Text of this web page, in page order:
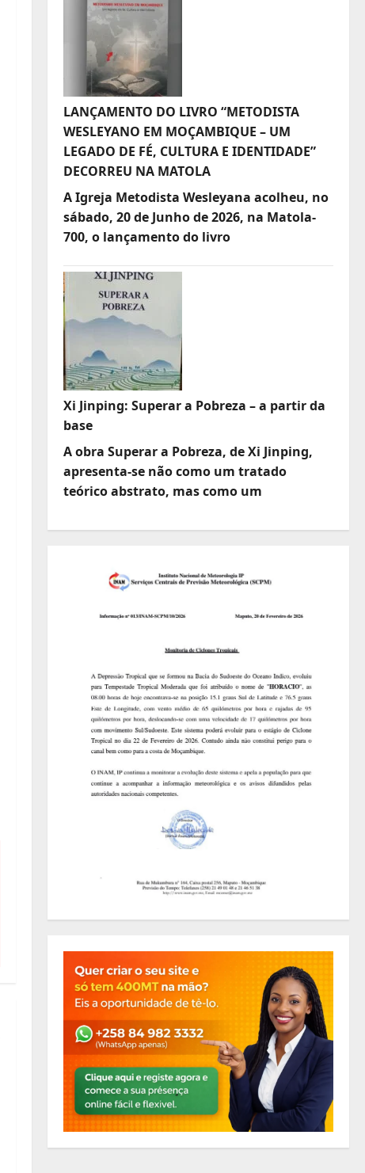
LANÇAMENTO DO LIVRO “METODISTA
WESLEYANO EM MOÇAMBIQUE – UM
LEGADO DE FÉ, CULTURA E IDENTIDADE”
DECORREU NA MATOLA
A Igreja Metodista Wesleyana acolheu, no
sábado, 20 de Junho de 2026, na Matola-
700, o lançamento do livro
Xi Jinping: Superar a Pobreza – a partir da
base
A obra Superar a Pobreza, de Xi Jinping,
apresenta-se não como um tratado
teórico abstrato, mas como um